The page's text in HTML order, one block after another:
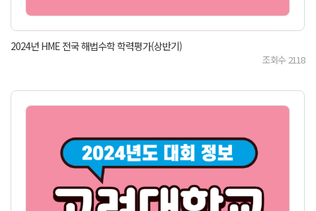
2024년 HME 전국 해법수학 학력평가(상반기)
조회수 2118